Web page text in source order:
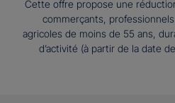
Cette offre propose une
commerçants,
agricoles de moins de 55 ans,
d’activité (à partir de la date